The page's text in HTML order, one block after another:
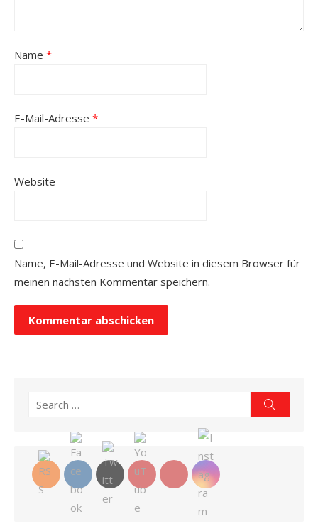
Name *
E-Mail-Adresse *
Website
Name, E-Mail-Adresse und Website in diesem Browser für
meinen nächsten Kommentar speichern.
Search